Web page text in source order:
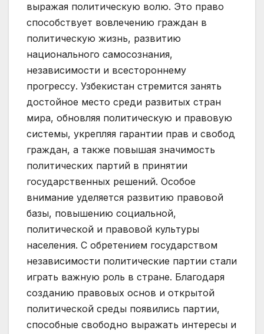
выражая политическую волю. Это право
способствует вовлечению граждан в
политическую жизнь, развитию
национального самосознания,
независимости и всестороннему
прогрессу. Узбекистан стремится занять
достойное место среди развитых стран
мира, обновляя политическую и правовую
системы, укрепляя гарантии прав и свобод
граждан, а также повышая значимость
политических партий в принятии
государственных решений. Особое
внимание уделяется развитию правовой
базы, повышению социальной,
политической и правовой культуры
населения. С обретением государством
независимости политические партии стали
играть важную роль в стране. Благодаря
созданию правовых основ и открытой
политической среды появились партии,
способные свободно выражать интересы и